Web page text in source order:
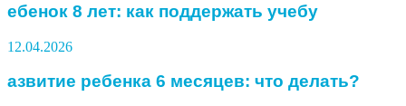
ебенок 8 лет: как поддержать учебу
12.04.2026
азвитие ребенка 6 месяцев: что делать?